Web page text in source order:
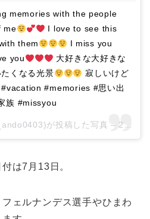
memories with the people
me
I love to see this
them
I miss you
you
大好きな大好きな
くなる光景
寂しいけど
#vacation #memories #思い出
族 #missyou
が投稿した写真 – 2016 7月 13 4:27午前 PDT
は7月13日。
ェルナンデス選手やひまわ